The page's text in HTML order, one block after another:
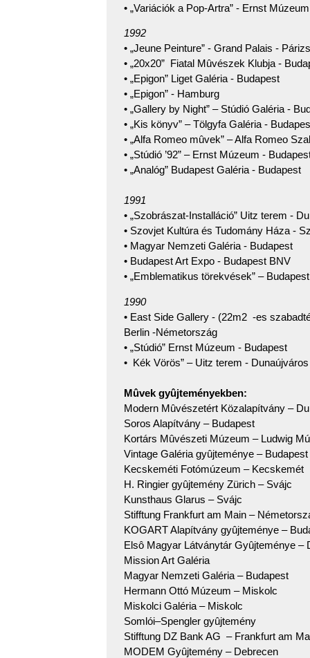
• „Variációk a Pop-Artra” - Ernst
1992
• „Jeune Peinture” - Grand Palais -
• „20x20” Fiatal Mûvészek Klubja -
• „Epigon” Liget Galéria - Budapest
• „Epigon” - Hamburg
• „Gallery by Night” – Stúdió Galéria -
• „Kis könyv” – Tölgyfa Galéria -
• „Alfa Romeo mûvek” – Alfa Romeo
• „Stúdió ’92” – Ernst Múzeum -
• „Analóg” Budapest Galéria - Budapest
1991
• „Szobrászat-Installáció” Uitz terem -
• Szovjet Kultúra és Tudomány Háza -
• Magyar Nemzeti Galéria - Budapest
• Budapest Art Expo - Budapest BNV
• „Emblematikus törekvések” –
1990
• East Side Gallery - (22m2 -es
Berlin -Németország
• „Stúdió” Ernst Múzeum - Budapest
• Kék Vörös” – Uitz terem - Dunaújváros
Mûvek gyûjteményekben:
Modern Mûvészetért Közalapítvány –
Soros Alapítvány – Budapest
Kortárs Mûvészeti Múzeum – Ludwig
Vintage Galéria gyûjteménye – Budapest
Kecskeméti Fotómúzeum – Kecskemét
H. Ringier gyûjtemény Zürich – Svájc
Kunsthaus Glarus – Svájc
Stifftung Frankfurt am Main –
KOGART Alapítvány gyûjteménye –
Elsô Magyar Látványtár Gyûjteménye –
Mission Art Galéria
Magyar Nemzeti Galéria – Budapest
Hermann Ottó Múzeum – Miskolc
Miskolci Galéria – Miskolc
Somlói–Spengler gyûjtemény
Stifftung DZ Bank AG – Frankfurt am
MODEM Gyûjtemény – Debrecen